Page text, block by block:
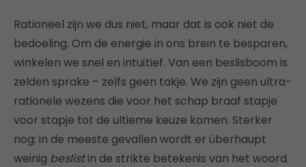
Rationeel zijn we dus niet, maar dat is ook niet de
bedoeling. Om de energie in ons brein te besparen,
winkelen we snel en intuïtief. Van een beslisboom is
zelden sprake – zelfs geen takje. We zijn geen ultra-
rationele wezens die voor het schap braaf stapje
voor stapje tot de ultieme keuze komen. Sterker
nog: in de meeste gevallen wordt er überhaupt
weinig beslistin de strikte betekenis van het woord.